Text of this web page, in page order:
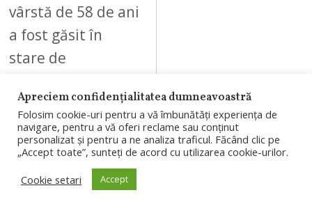
vârstă de 58 de ani
a fost găsit în
stare de
dimineață, 4
august 2026, pe
strada…
Apreciem confidențialitatea dumneavoastră
Folosim cookie-uri pentru a vă îmbunătăți experiența de
navigare, pentru a vă oferi reclame sau conținut
personalizat și pentru a ne analiza traficul. Făcând clic pe
„Accept toate”, sunteți de acord cu utilizarea cookie-urilor.
Cookie setari
Accept